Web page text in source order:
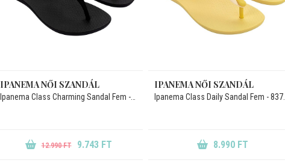
IPANEMA NŐI SZANDÁL
12.990 FT 9.743 FT
IPANEMA NŐI SZANDÁL
8.990 FT